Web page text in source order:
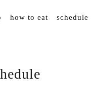
how to eat schedule